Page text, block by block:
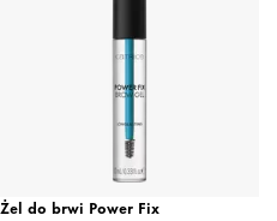
Żel do brwi Power Fix